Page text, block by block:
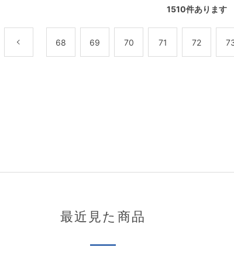
1510件あります
68 69 70 71 72
最近見た商品